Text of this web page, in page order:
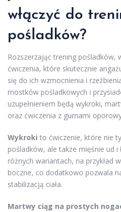
włączyć do
pośladków?
Rozszerzając trening pośladków,
ćwiczenia, które skutecznie
się do ich wzmocnienia i
mostków pośladkowych i
uzupełnieniem będą wykroki,
oraz ćwiczenia z gumami
Wykroki to ćwiczenie, które nie
pośladków, ale także mięśnie ud
różnych wariantach, na przykład
boczne, co dodatkowo pozwala
stabilizacją ciała.
Martwy ciąg na prostych